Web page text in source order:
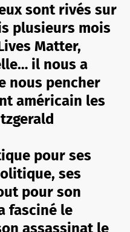
sont rivés sur
plusieurs mois
Matter,
il nous a
nous pencher
américain les
pour ses
ses
pour son
fasciné le
assassinat le